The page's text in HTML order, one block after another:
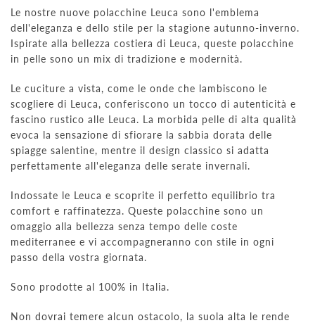
Le nostre nuove polacchine Leuca sono l'emblema
dell'eleganza e dello stile per la stagione autunno-inverno.
Ispirate alla bellezza costiera di Leuca, queste polacchine
in pelle sono un mix di tradizione e modernità.
Le cuciture a vista, come le onde che lambiscono le
scogliere di Leuca, conferiscono un tocco di autenticità e
fascino rustico alle Leuca. La morbida pelle di alta qualità
evoca la sensazione di sfiorare la sabbia dorata delle
spiagge salentine, mentre il design classico si adatta
perfettamente all'eleganza delle serate invernali.
Indossate le Leuca e scoprite il perfetto equilibrio tra
comfort e raffinatezza. Queste polacchine sono un
omaggio alla bellezza senza tempo delle coste
mediterranee e vi accompagneranno con stile in ogni
passo della vostra giornata.
Sono prodotte al 100% in Italia.
Non dovrai temere alcun ostacolo, la suola alta le rende